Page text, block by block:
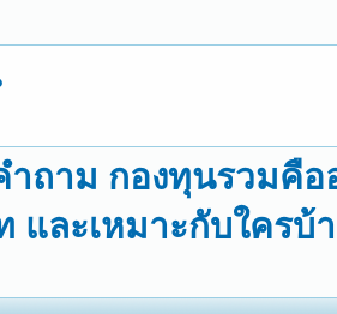
ำถาม กองทุนรวมคือ
และเหมาะกับใครบ้
out of 5 in Average
1 2 345